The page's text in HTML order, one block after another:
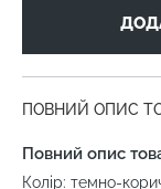
ПОВНИЙ ОПИС
Повний опис
Колір: темно-